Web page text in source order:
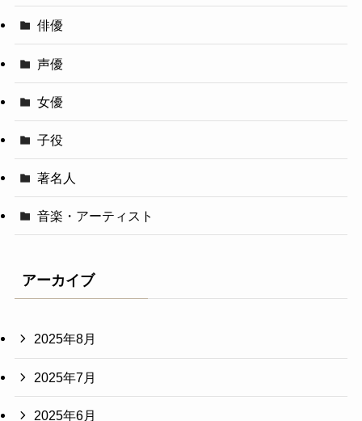
俳優
声優
女優
子役
著名人
音楽・アーティスト
アーカイブ
2025年8月
2025年7月
2025年6月